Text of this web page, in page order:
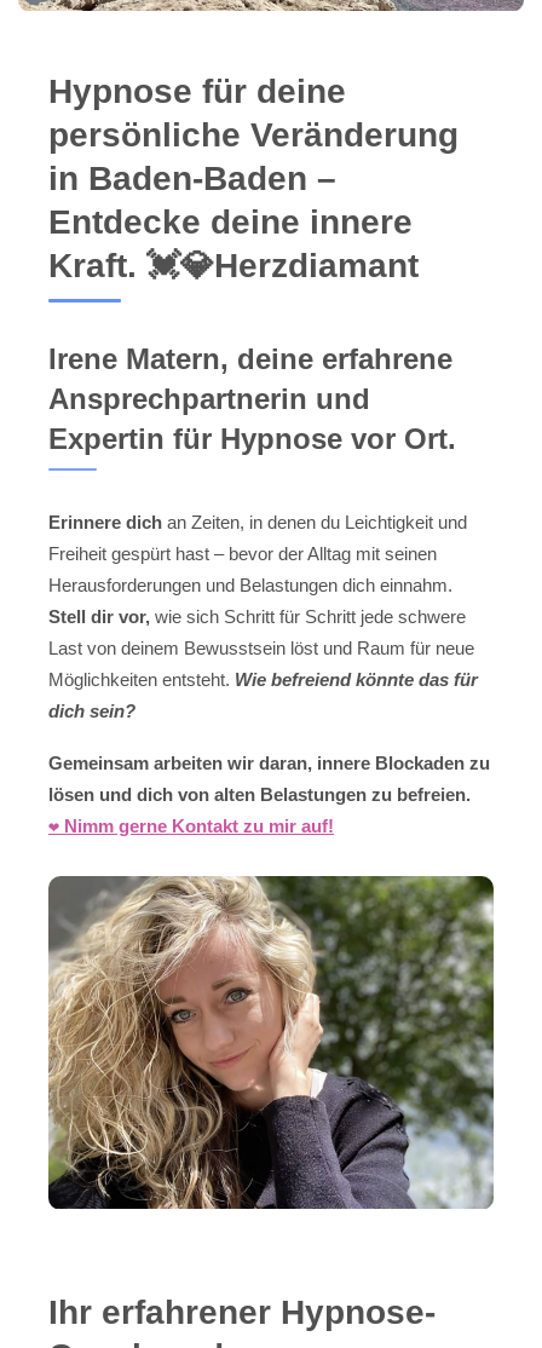
Hypnose für deine
persönliche Veränderung
in Baden-Baden –
Entdecke deine innere
Kraft. 💓️💎Herzdiamant
Irene Matern, deine erfahrene
Ansprechpartnerin und
Expertin für Hypnose vor Ort.
Erinnere dich an Zeiten, in denen du Leichtigkeit und
Freiheit gespürt hast – bevor der Alltag mit seinen
Herausforderungen und Belastungen dich einnahm.
Stell dir vor, wie sich Schritt für Schritt jede schwere
Last von deinem Bewusstsein löst und Raum für neue
Möglichkeiten entsteht. Wie befreiend könnte das für
dich sein?
Gemeinsam arbeiten wir daran, innere Blockaden zu
lösen und dich von alten Belastungen zu befreien.
❤️ Nimm gerne Kontakt zu mir auf!
Ihr erfahrener Hypnose-